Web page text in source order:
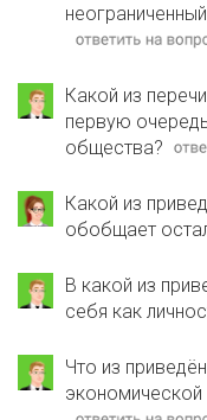
Какой из
первую
общества?
Какой из
обобщает
В какой из
себя как
Что из